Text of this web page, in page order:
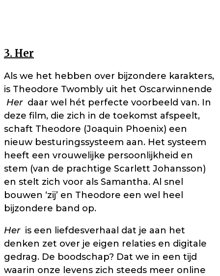
3. Her
Als we het hebben over bijzondere karakters,
is Theodore Twombly uit het Oscarwinnende
Herdaar wel hét perfecte voorbeeld van. In
deze film, die zich in de toekomst afspeelt,
schaft Theodore (Joaquin Phoenix) een
nieuw besturingssysteem aan. Het systeem
heeft een vrouwelijke persoonlijkheid en
stem (van de prachtige Scarlett Johansson)
en stelt zich voor als Samantha. Al snel
bouwen ‘zij’ en Theodore een wel heel
bijzondere band op.
Heris een liefdesverhaal dat je aan het
denken zet over je eigen relaties en digitale
gedrag. De boodschap? Dat we in een tijd
waarin onze levens zich steeds meer online